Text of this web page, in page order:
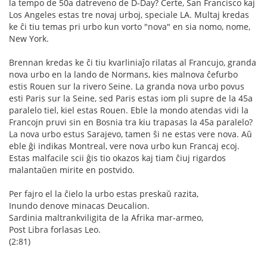
la tempo de 50a datreveno de D-Day? Certe, San Francisco kaj
Los Angeles estas tre novaj urboj, speciale LA. Multaj kredas
ke ĉi tiu temas pri urbo kun vorto "nova" en sia nomo, nome,
New York.
Brennan kredas ke ĉi tiu kvarliniaĵo rilatas al Francujo, granda
nova urbo en la lando de Normans, kies malnova ĉefurbo
estis Rouen sur la rivero Seine. La granda nova urbo povus
esti Paris sur la Seine, sed Paris estas iom pli supre de la 45a
paralelo tiel, kiel estas Rouen. Eble la mondo atendas vidi la
Francojn pruvi sin en Bosnia tra kiu trapasas la 45a paralelo?
La nova urbo estus Sarajevo, tamen ŝi ne estas vere nova. Aŭ
eble ĝi indikas Montreal, vere nova urbo kun Francaj ecoj.
Estas malfacile scii ĝis tio okazos kaj tiam ĉiuj rigardos
malantaŭen mirite en postvido.
Per fajro el la ĉielo la urbo estas preskaŭ razita,
Inundo denove minacas Deucalion.
Sardinia maltrankviligita de la Afrika mar-armeo,
Post Libra forlasas Leo.
(2:81)